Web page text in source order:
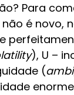
Para
é novo,
), U –
(